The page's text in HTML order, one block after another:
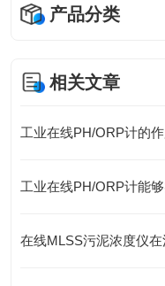
产品分类
相关文章
工业在线PH/ORP计的
工业在线PH/ORP计能
在线MLSS污泥浓度仪